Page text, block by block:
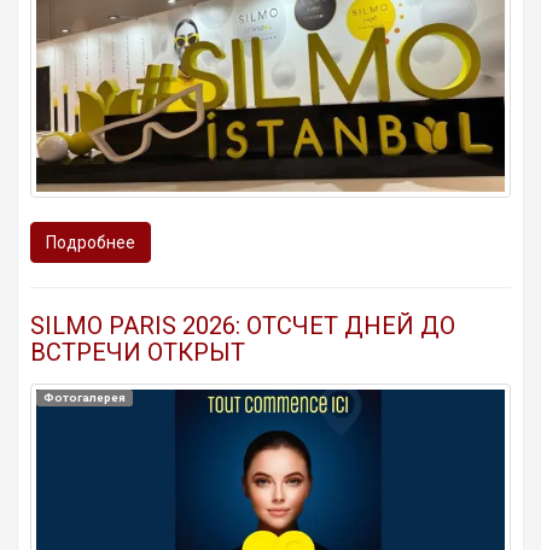
Подробнее
SILMO PARIS 2026: ОТСЧЕТ ДНЕЙ ДО
ВСТРЕЧИ ОТКРЫТ
Фотогалерея